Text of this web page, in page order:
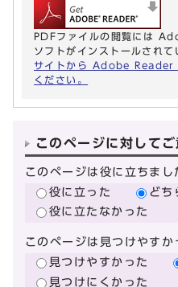
PDFファイルの閲覧には
ソフトがインストールされて
サイトから Adobe Reader
ください。
このページに対して
このページは役に立ちまし
役に立った
どち
役に立たなかった
このページは見つけやすか
見つけやすかった
見つけにくかった